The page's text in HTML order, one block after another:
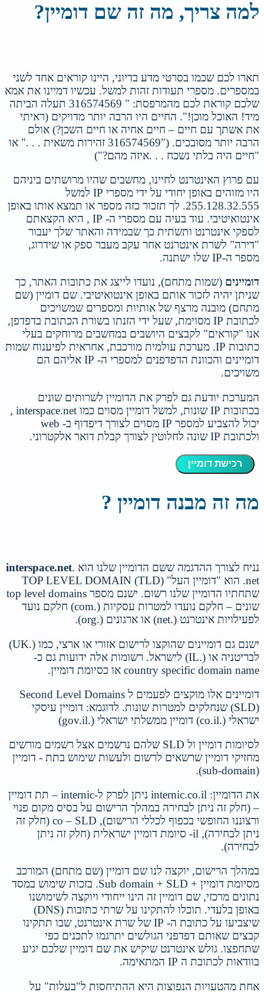
למה צריך, מה זה שם דומיין?
תארו לכם שכמו בסרטי מדע בדיוני, היינו קוראים אחד לשני
במספרים. מספרי תעודות זהות למשל. עכשיו דמיינו את אמא
שלכם קוראת לכם מהמרפסת: " 316574569 תעלה הביתה
מיד! האוכל מוכן!". החיים היו הרבה יותר מדויקים (ראיתי
את אשתך עם חיים – חיים אחיה או חיים השכן?) אולם
הרבה יותר מסובכים. ("316574569 זהירות משאית . . ." או
"חיים היה בלתי נשכח . . .איזה מהם?")
עם פרוץ האינטרנט לחיינו, מחשבים שהיו מרושתים ביניהם
היו מזוהים באופן יחודי על ידי מספרי IP למשל
255.128.32.555. לך תזכור כזה מספר או תמצא אותו באופן
אינטואיטיבי. עוד בעיה עם מספרי ה- IP , היא הקצאתם
לספקי אינטרנט ותשתית כך שבמידה והאתר שלך יעבור
"דירה" לשרת אינטרנט אחר עקב מעבר ספק או שידרוג,
מספר ה-IP שלו ישתנה.
דומיינים (שמות מתחם), נועדו לייצג את כתובות האתר, כך
שניתן יהיה לזכור אותם באופן אינטואיטיבי. שם דומיין (שם
מתחם) מובנה מרצף של אותיות ומספרים שמשויכים
לכתובת IP מסוימת, שעל ידי הזנתו בשורת הכתובת בדפדפן,
אנו "קוראים" לקבצים היושבים במחשבים מרוחקים בעלי
כתובות IP. מערכת עולמית מורכבת, אחראית לפיענוח שמות
דומיינים והכוונת הדפדפנים למספרי ה- IP אליהם הם
משויכים.
המערכת יודעת גם לפרק את הדומיין לשרותים שונים
בכתובות IP שונות, למשל דומיין מסוים כמו interspace.net ,
יכול להצביע למספר IP מסוים לצורך דיפדוף ב- web
ולכתובת IP שונה לחלוטין לצורך קבלת דואר אלקטרוני.
רכישת דומיין
מה זה מבנה דומיין ?
נניח לצורך ההדגמה ששם הדומיין שלנו הוא interspace.net.
.net הוא "דומיין העל"
TOP LEVEL DOMAIN (TLD)
שתחתיו הדומיין שלנו רשום. ישנם מספר top level domains
שונים – חלקם נועדו למטרות עסקיות (.com) חלקם נועד
לפעילויות אינטרנט (.net) או ארגונים (.org).
ישנם גם דומיינים שהוקצו לרישום אזורי או ארצי, כמו (.UK)
לבריטניה או (.IL) לישראל. רשומות אלה ידועות גם כ-
country specific domain name או כסיומת דומיין.
דומיינים אלו מוקצים לפעמים ל Second Level Domains
(SLD)שנחלקים למטרות שונות. לדוגמא: דומיין עיסקי
ישראלי (.co.il) דומיין ממשלתי ישראלי (.gov.il)
לסיומות דומיין ול SLD שלהם נרשמים אצל רשמים מורשים
מחזיקי דומיין שרשאים לרשום ולעשות שימוש בתת - דומיין
(sub-domain).
את הדומיין: internic.co.il ניתן לפרק ל-internic – תת דומיין
– (חלק זה ניתן לבחירה במהלך הרישום על בסיס מקום פנוי
ורצוננו החופשי בכפוף לכללי הרישום), co – SLD (חלק זה
ניתן לבחירה), il- סיומת דומיין ישראלית (חלק זה ניתן
לבחירה).
במהלך הרישום, יוקצה לנו שם דומיין (שם מתחם) המורכב
מסיומת דומיין + Sub domain + SLD. בזכות שימוש במסד
נתונים מרכזי, שם דומיין זה הינו ייחודי ויוקצה לשימושנו
באופן בלעדי. תוכלו להתקינו על שרתי כתובות (DNS)
שיצביעו על כתובת ה- IP של שרת אינטרנט, שבו תתקינו
קבצים שאותם דפדפני הגולשים יתרגמו לתכנים כפי
שתחפצו. גולש אינטרנט שיקיש את שם דומיין שלכם יגיע
בוודאות לכתובת ה IP המתאימה.
אחת מהטעויות הנפוצות היא ההתיחסות ל"בעלות" על